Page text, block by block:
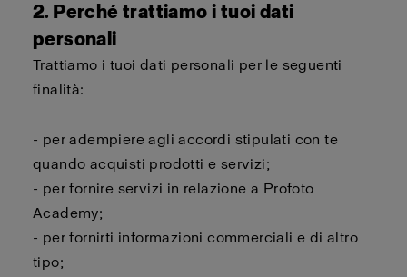
2. Perché trattiamo i tuoi dati
personali
Trattiamo i tuoi dati personali per le seguenti
finalità:
- per adempiere agli accordi stipulati con te
quando acquisti prodotti e servizi;
- per fornire servizi in relazione a Profoto
Academy;
- per fornirti informazioni commerciali e di altro
tipo;